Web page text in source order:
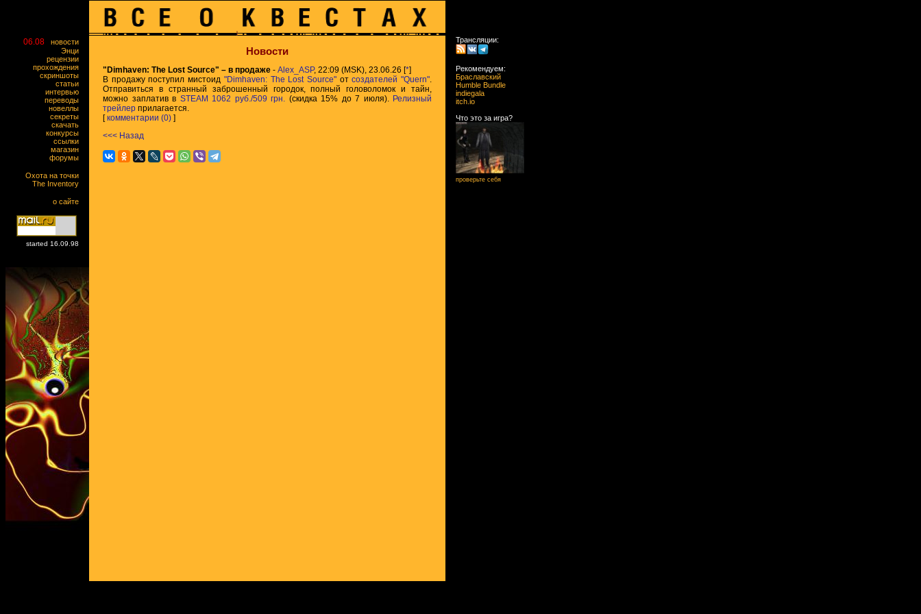
06.08
новости
Энци
рецензии
прохождения
скриншоты
статьи
интервью
переводы
новеллы
секреты
скачать
конкурсы
ссылки
магазин
форумы
Охота на точки
The Inventory
о сайте
started 16.09.98
Новости
"Dimhaven: The Lost Source" – в продаже - Alex_ASP, 22:09 (MSK), 23.06.26 [*]
В продажу поступил мистоид "Dimhaven: The Lost Source"отсоздателей "Quern".
Отправиться в странный заброшенный городок, полный головоломок и тайн,
можно заплатив в STEAM 1062 руб./509 грн. (скидка 15% до 7 июля). Релизный
трейлер прилагается.
[комментарии (0) ]
<<< Назад
Трансляции:
Рекомендуем:
Браславский
Humble Bundle
indiegala
itch.io
Что это за игра?
проверьте себя